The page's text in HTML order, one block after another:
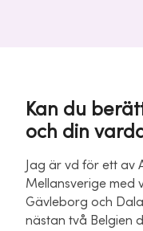
Kan du
och din
Jag är vd för ett av
Mellansverige med
Gävleborg och
nästan två Belgien